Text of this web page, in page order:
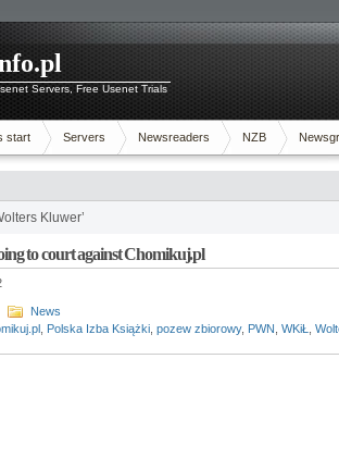
Servers, Free Usenet Trials
start Servers Newsreaders NZB
Kluwer’
to court against Chomikuj.pl
News
Polska Izba Książki pozew zbiorowy, PWN WKiŁ